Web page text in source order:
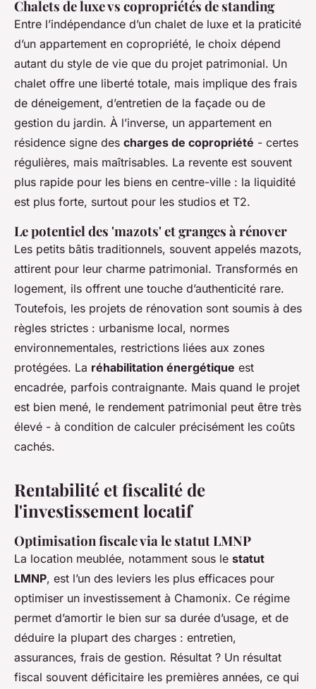
Chalets de luxe vs copropriétés de standing
Entre l’indépendance d’un chalet de luxe et la praticité
d’un appartement en copropriété, le choix dépend
autant du style de vie que du projet patrimonial. Un
chalet offre une liberté totale, mais implique des frais
de déneigement, d’entretien de la façade ou de
gestion du jardin. À l’inverse, un appartement en
résidence signe des charges de copropriété - certes
régulières, mais maîtrisables. La revente est souvent
plus rapide pour les biens en centre-ville : la liquidité
est plus forte, surtout pour les studios et T2.
Le potentiel des 'mazots' et granges à rénover
Les petits bâtis traditionnels, souvent appelés mazots,
attirent pour leur charme patrimonial. Transformés en
logement, ils offrent une touche d’authenticité rare.
Toutefois, les projets de rénovation sont soumis à des
règles strictes : urbanisme local, normes
environnementales, restrictions liées aux zones
protégées. La réhabilitation énergétique est
encadrée, parfois contraignante. Mais quand le projet
est bien mené, le rendement patrimonial peut être très
élevé - à condition de calculer précisément les coûts
cachés.
Rentabilité et fiscalité de
l'investissement locatif
Optimisation fiscale via le statut LMNP
La location meublée, notamment sous le statut
LMNP, est l’un des leviers les plus efficaces pour
optimiser un investissement à Chamonix. Ce régime
permet d’amortir le bien sur sa durée d’usage, et de
déduire la plupart des charges : entretien,
assurances, frais de gestion. Résultat ? Un résultat
fiscal souvent déficitaire les premières années, ce qui